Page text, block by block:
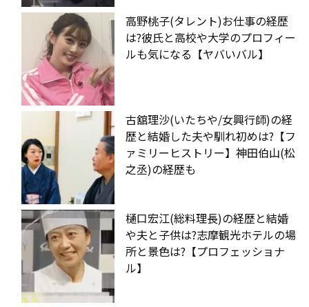
高野桃子(タレント)お仕事の経歴
は?彼氏と高校や大学のプロフィー
ルも気になる【ヤバいバル】
古舘理沙(いたちや/女興行師)の経
歴と結婚した夫や馴れ初めは?【フ
ァミリーヒストリー】神田伯山(松
之丞)の経歴も
樋口宏江(総料理長)の経歴と結婚
や夫と子供は?志摩観光ホテルの場
所と景色は?【プロフェッショナ
ル】